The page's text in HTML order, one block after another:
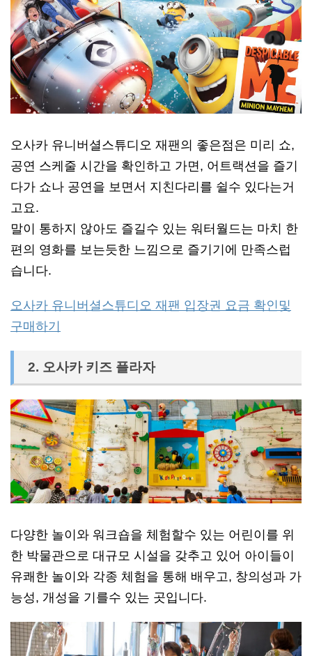
오사카 유니버셜스튜디오 재팬의 좋은점은 미리 쇼,
공연 스케줄 시간을 확인하고 가면, 어트랙션을 즐기
다가 쇼나 공연을 보면서 지친다리를 쉴수 있다는거
고요.
말이 통하지 않아도 즐길수 있는 워터월드는 마치 한
편의 영화를 보는듯한 느낌으로 즐기기에 만족스럽
습니다.
오사카 유니버셜스튜디오 재팬 입장권 요금 확인및
구매하기
2. 오사카 키즈 플라자
다양한 놀이와 워크숍을 체험할수 있는 어린이를 위
한 박물관으로 대규모 시설을 갖추고 있어 아이들이
유쾌한 놀이와 각종 체험을 통해 배우고, 창의성과 가
능성, 개성을 기를수 있는 곳입니다.